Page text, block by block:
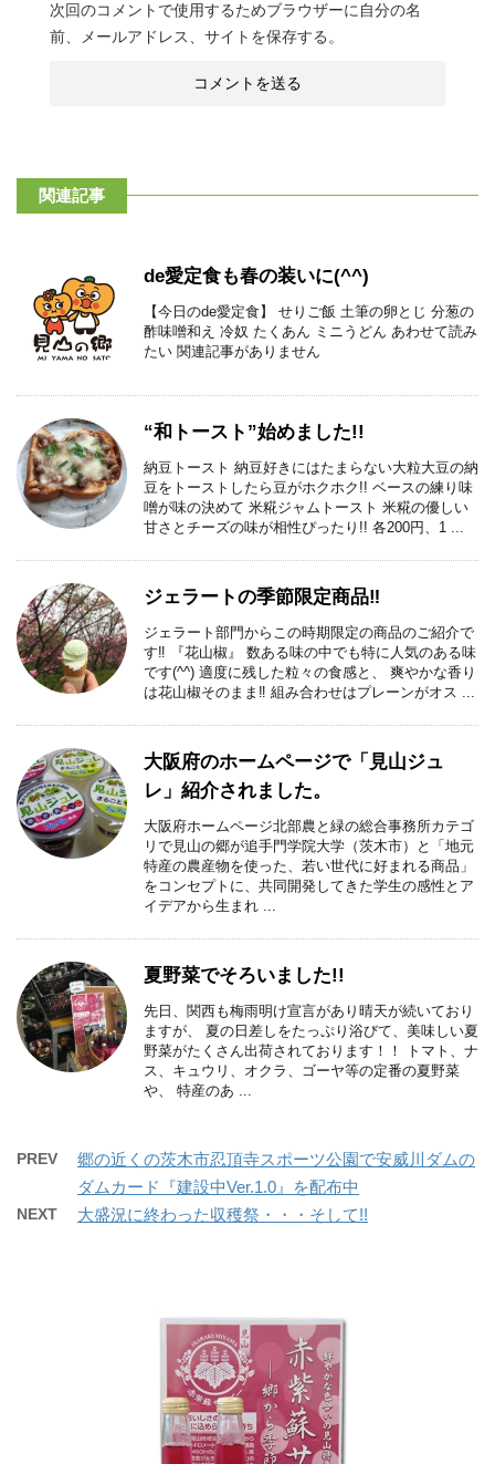
次回のコメントで使用するためブラウザーに自分の名
前、メールアドレス、サイトを保存する。
関連記事
de愛定食も春の装いに(^^)
【今日のde愛定食】 せりご飯 土筆の卵とじ 分葱の
酢味噌和え 冷奴 たくあん ミニうどん あわせて読み
たい 関連記事がありません
“和トースト”始めました!!
納豆トースト 納豆好きにはたまらない大粒大豆の納
豆をトーストしたら豆がホクホク︎!! ベースの練り味
噌が味の決めて 米糀ジャムトースト 米糀の優しい
甘さとチーズの味が相性ぴったり︎!! 各200円、1 ...
ジェラートの季節限定商品‼︎
ジェラート部門からこの時期限定の商品のご紹介で
す‼︎ 『花山椒』 数ある味の中でも特に人気のある味
です(^^) 適度に残した粒々の食感と、 爽やかな香り
は花山椒そのまま‼︎ 組み合わせはプレーンがオス ...
大阪府のホームページで「見山ジュ
レ」紹介されました。
大阪府ホームページ北部農と緑の総合事務所カテゴ
リで見山の郷が追手門学院大学（茨木市）と「地元
特産の農産物を使った、若い世代に好まれる商品」
をコンセプトに、共同開発してきた学生の感性とア
イデアから生まれ ...
夏野菜でそろいました!!
先日、関西も梅雨明け宣言があり晴天が続いており
ますが、 夏の日差しをたっぷり浴びて、美味しい夏
野菜がたくさん出荷されております！！ トマト、ナ
ス、キュウリ、オクラ、ゴーヤ等の定番の夏野菜
や、 特産のあ ...
PREV
郷の近くの茨木市忍頂寺スポーツ公園で安威川ダムの
ダムカード『建設中Ver.1.0』を配布中
NEXT 大盛況に終わった収穫祭・・・そして!!